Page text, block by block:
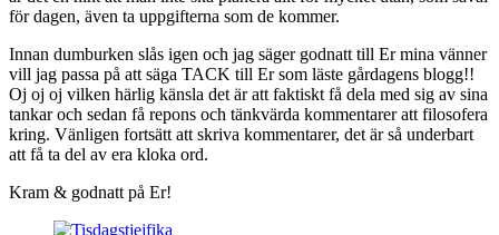
för dagen, även ta uppgifterna som de kommer.
Innan dumburken slås igen och jag säger godnatt till Er mina vänner
vill jag passa på att säga TACK till Er som läste gårdagens blogg!!
Oj oj oj vilken härlig känsla det är att faktiskt få dela med sig av sina
tankar och sedan få repons och tänkvärda kommentarer att filosofera
kring. Vänligen fortsätt att skriva kommentarer, det är så underbart
att få ta del av era kloka ord.
Kram & godnatt på Er!